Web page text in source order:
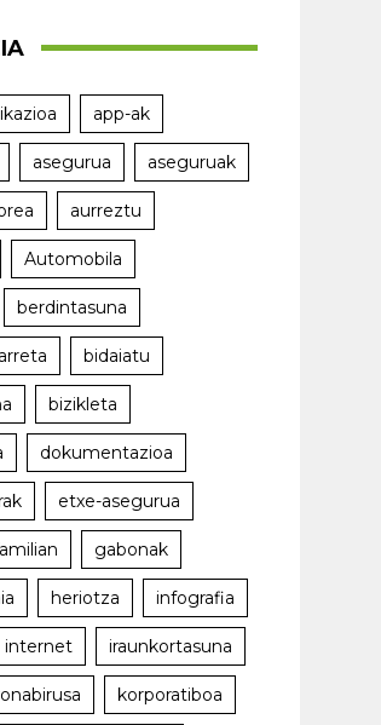
app-ak
asegurua aseguruak
aurreztu
Automobila
berdintasuna
bidaiatu
bizikleta
dokumentazioa
etxe-asegurua
gabonak
heriotza infografia
internet iraunkortasuna
korporatiboa